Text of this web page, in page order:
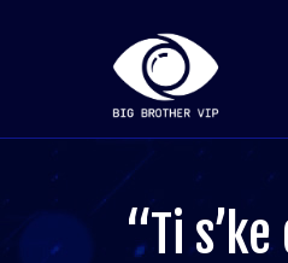
“Ti